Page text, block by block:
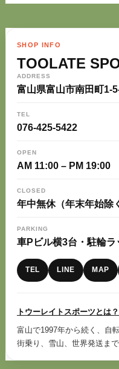
SHOP INFO
TOOLATE
ADDRESS
富山県富山市南田町1-
TEL
076-425-5422
OPEN
AM 11:00 – PM 19:00
CLOSED
年中無休（年末年始除
PARKING
車Pビル横3台・駐輪ラ
TEL LINE MAP
トウーレイトスポーツとは？
富山で1997年から続く、自
街乗り、雪山、世界発送まで